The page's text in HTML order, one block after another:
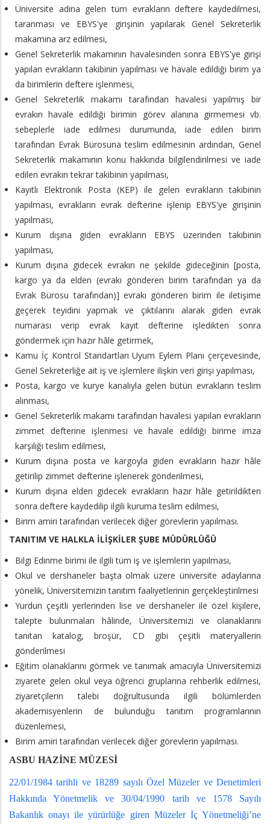
Üniversite adına gelen tüm evrakların deftere kaydedilmesi,
taranması ve EBYS'ye girişinin yapılarak Genel Sekreterlik
makamına arz edilmesi,
Genel Sekreterlik makamının havalesinden sonra EBYS'ye girişi
yapılan evrakların takibinin yapılması ve havale edildiği birim ya
da birimlerin deftere işlenmesi,
Genel Sekreterlik makamı tarafından havalesi yapılmış bir
evrakın havale edildiği birimin görev alanına girmemesi vb.
sebeplerle iade edilmesi durumunda, iade edilen birim
tarafından Evrak Bürosuna teslim edilmesinin ardından, Genel
Sekreterlik makamının konu hakkında bilgilendirilmesi ve iade
edilen evrakın tekrar takibinin yapılması,
Kayıtlı Elektronik Posta (KEP) ile gelen evrakların takibinin
yapılması, evrakların evrak defterine işlenip EBYS'ye girişinin
yapılması,
Kurum dışına giden evrakların EBYS üzerinden takibinin
yapılması,
Kurum dışına gidecek evrakın ne şekilde gideceğinin [posta,
kargo ya da elden (evrakı gönderen birim tarafından ya da
Evrak Bürosu tarafından)] evrakı gönderen birim ile iletişime
geçerek teyidini yapmak ve çıktılarını alarak giden evrak
numarası verip evrak kayıt defterine işledikten sonra
göndermek için hazır hâle getirmek,
Kamu İç Kontrol Standartları Uyum Eylem Planı çerçevesinde,
Genel Sekreterliğe ait iş ve işlemlere ilişkin veri girişi yapılması,
Posta, kargo ve kurye kanalıyla gelen bütün evrakların teslim
alınması,
Genel Sekreterlik makamı tarafından havalesi yapılan evrakların
zimmet defterine işlenmesi ve havale edildiği birime imza
karşılığı teslim edilmesi,
Kurum dışına posta ve kargoyla giden evrakların hazır hâle
getirilip zimmet defterine işlenerek gönderilmesi,
Kurum dışına elden gidecek evrakların hazır hâle getirildikten
sonra deftere kaydedilip ilgili kuruma teslim edilmesi,
Birim amiri tarafından verilecek diğer görevlerin yapılması.
TANITIM VE HALKLA İLİŞKİLER ŞUBE MÜDÜRLÜĞÜ
Bilgi Edinme birimi ile ilgili tüm iş ve işlemlerin yapılması,
Okul ve dershaneler başta olmak üzere üniversite adaylarına
yönelik, Üniversitemizin tanıtım faaliyetlerinin gerçekleştirilmesi
Yurdun çeşitli yerlerinden lise ve dershaneler ile özel kişilere,
talepte bulunmaları hâlinde, Üniversitemizi ve olanaklarını
tanıtan katalog, broşür, CD gibi çeşitli materyallerin
gönderilmesi
Eğitim olanaklarını görmek ve tanımak amacıyla Üniversitemizi
ziyarete gelen okul veya öğrenci gruplarına rehberlik edilmesi,
ziyaretçilerin talebi doğrultusunda ilgili bölümlerden
akademisyenlerin de bulunduğu tanıtım programlarının
düzenlemesi,
Birim amiri tarafından verilecek diğer görevlerin yapılması.
ASBU HAZİNE MÜZESİ
22/01/1984 tarihli ve 18289 sayılı Özel Müzeler ve Denetimleri
Hakkında Yönetmelik ve 30/04/1990 tarih ve 1578 Sayılı
Bakanlık onayı ile yürürlüğe giren Müzeler İç Yönetmeliği’ne